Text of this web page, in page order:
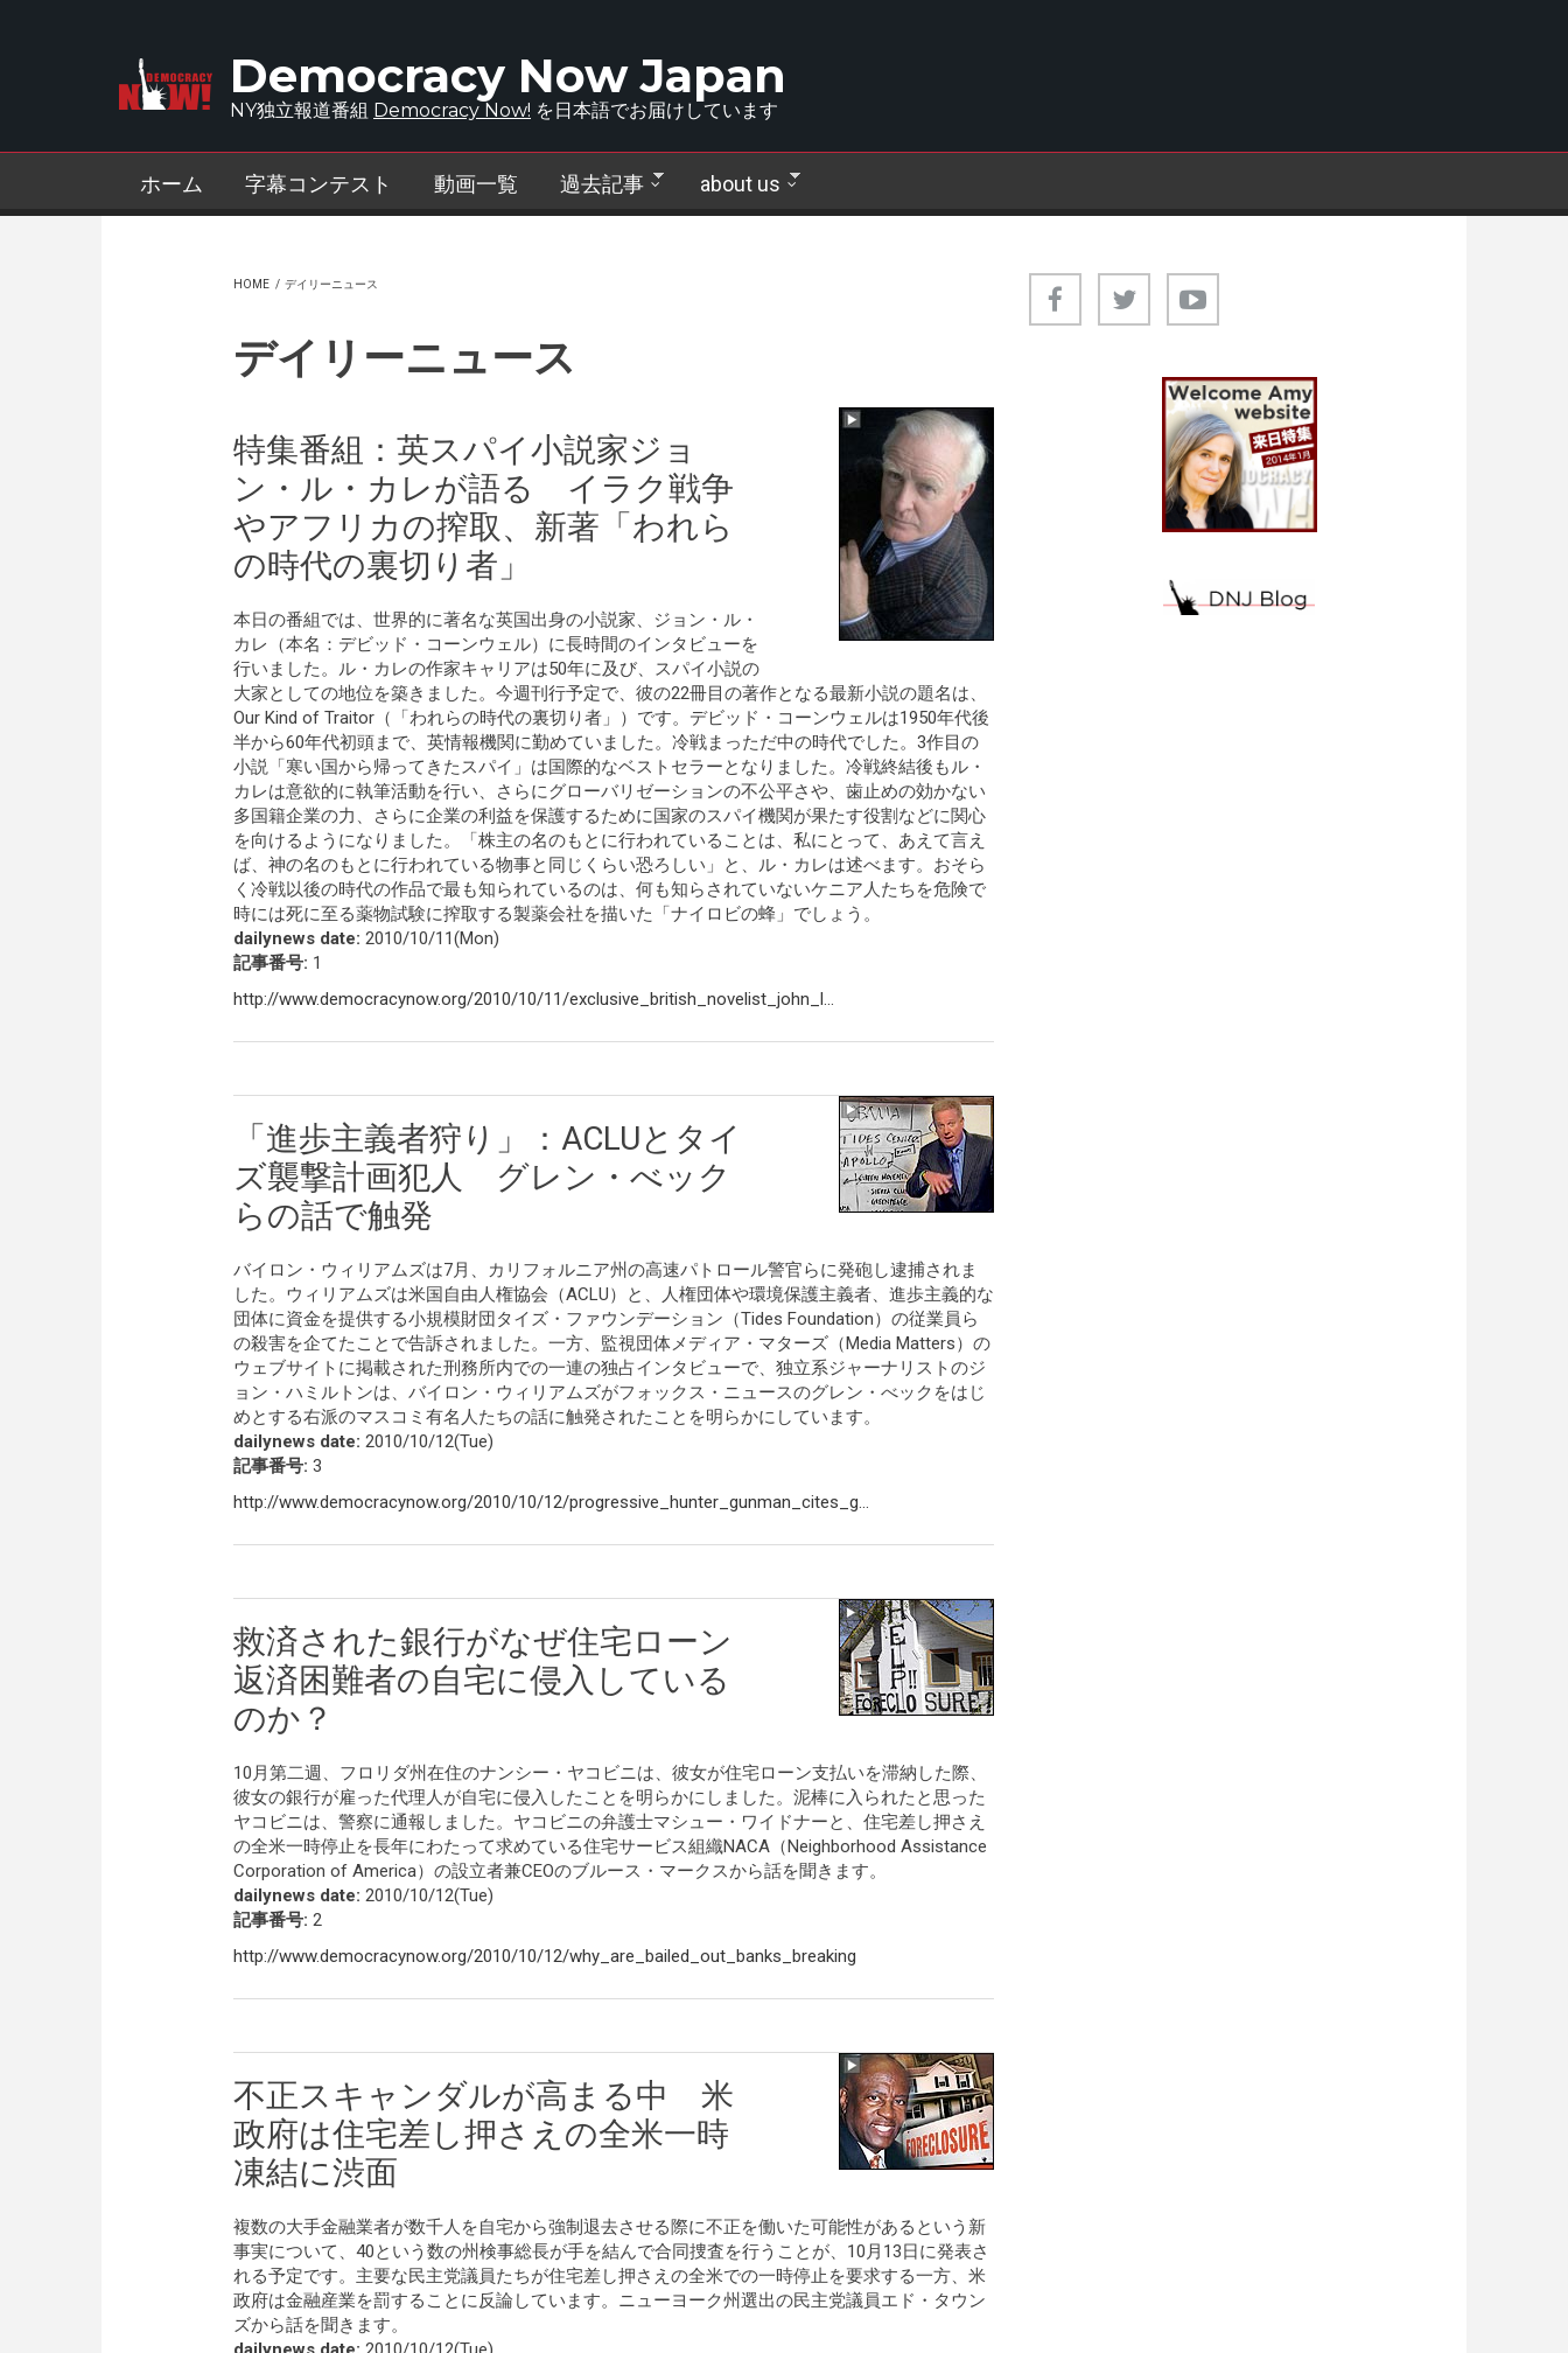
Democracy Now Japan
NY独立報道番組 Democracy Now! を日本語でお届けしています
ホーム 字幕コンテスト 動画一覧 過去記事 about us
HOME / デイリーニュース
デイリーニュース
特集番組：英スパイ小説家ジョ
ン・ル・カレが語る イラク戦争
やアフリカの搾取、新著「われら
の時代の裏切り者」
本日の番組では、世界的に著名な英国出身の小説家、ジョン・ル・
カレ（本名：デビッド・コーンウェル）に長時間のインタビューを
行いました。ル・カレの作家キャリアは50年に及び、スパイ小説の
大家としての地位を築きました。今週刊行予定で、彼の22冊目の著作となる最新小説の題名は、
Our Kind of Traitor（「われらの時代の裏切り者」）です。デビッド・コーンウェルは1950年代後
半から60年代初頭まで、英情報機関に勤めていました。冷戦まっただ中の時代でした。3作目の
小説「寒い国から帰ってきたスパイ」は国際的なベストセラーとなりました。冷戦終結後もル・
カレは意欲的に執筆活動を行い、さらにグローバリゼーションの不公平さや、歯止めの効かない
多国籍企業の力、さらに企業の利益を保護するために国家のスパイ機関が果たす役割などに関心
を向けるようになりました。「株主の名のもとに行われていることは、私にとって、あえて言え
ば、神の名のもとに行われている物事と同じくらい恐ろしい」と、ル・カレは述べます。おそら
く冷戦以後の時代の作品で最も知られているのは、何も知らされていないケニア人たちを危険で
時には死に至る薬物試験に搾取する製薬会社を描いた「ナイロビの蜂」でしょう。
dailynews date: 2010/10/11(Mon)
記事番号: 1
http://www.democracynow.org/2010/10/11/exclusive_british_novelist_john_l...
「進歩主義者狩り」：ACLUとタイ
ズ襲撃計画犯人 グレン・べック
らの話で触発
バイロン・ウィリアムズは7月、カリフォルニア州の高速パトロール警官らに発砲し逮捕されま
した。ウィリアムズは米国自由人権協会（ACLU）と、人権団体や環境保護主義者、進歩主義的な
団体に資金を提供する小規模財団タイズ・ファウンデーション（Tides Foundation）の従業員ら
の殺害を企てたことで告訴されました。一方、監視団体メディア・マターズ（Media Matters）の
ウェブサイトに掲載された刑務所内での一連の独占インタビューで、独立系ジャーナリストのジ
ョン・ハミルトンは、バイロン・ウィリアムズがフォックス・ニュースのグレン・べックをはじ
めとする右派のマスコミ有名人たちの話に触発されたことを明らかにしています。
dailynews date: 2010/10/12(Tue)
記事番号: 3
http://www.democracynow.org/2010/10/12/progressive_hunter_gunman_cites_g...
救済された銀行がなぜ住宅ローン
返済困難者の自宅に侵入している
のか？
10月第二週、フロリダ州在住のナンシー・ヤコビニは、彼女が住宅ローン支払いを滞納した際、
彼女の銀行が雇った代理人が自宅に侵入したことを明らかにしました。泥棒に入られたと思った
ヤコビニは、警察に通報しました。ヤコビニの弁護士マシュー・ワイドナーと、住宅差し押さえ
の全米一時停止を長年にわたって求めている住宅サービス組織NACA（Neighborhood Assistance
Corporation of America）の設立者兼CEOのブルース・マークスから話を聞きます。
dailynews date: 2010/10/12(Tue)
記事番号: 2
http://www.democracynow.org/2010/10/12/why_are_bailed_out_banks_breaking
不正スキャンダルが高まる中 米
政府は住宅差し押さえの全米一時
凍結に渋面
複数の大手金融業者が数千人を自宅から強制退去させる際に不正を働いた可能性があるという新
事実について、40という数の州検事総長が手を結んで合同捜査を行うことが、10月13日に発表さ
れる予定です。主要な民主党議員たちが住宅差し押さえの全米での一時停止を要求する一方、米
政府は金融産業を罰することに反論しています。ニューヨーク州選出の民主党議員エド・タウン
ズから話を聞きます。